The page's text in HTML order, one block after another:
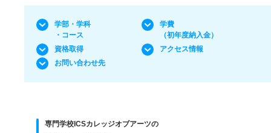
学部・学科
・コース
学費
（初年度納入金）
資格取得
アクセス情報
お問い合わせ先
専門学校ICSカレッジオブアーツの